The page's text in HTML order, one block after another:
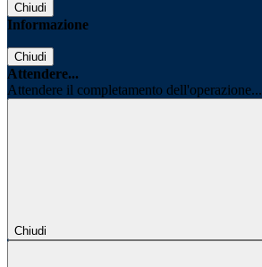
Chiudi
Informazione
Chiudi
Attendere...
Attendere il completamento dell'operazione...
Chiudi